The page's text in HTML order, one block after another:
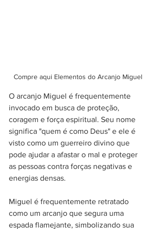
Compre aqui Elementos do Arcanjo Miguel
O arcanjo Miguel é frequentemente
invocado em busca de proteção,
coragem e força espiritual. Seu nome
significa "quem é como Deus" e ele é
visto como um guerreiro divino que
pode ajudar a afastar o mal e proteger
as pessoas contra forças negativas e
energias densas.
Miguel é frequentemente retratado
como um arcanjo que segura uma
espada flamejante, simbolizando sua